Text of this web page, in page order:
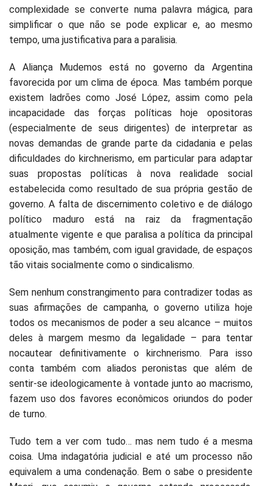
complexidade se converte numa palavra mágica, para
simplificar o que não se pode explicar e, ao mesmo
tempo, uma justificativa para a paralisia.
A Aliança Mudemos está no governo da Argentina
favorecida por um clima de época. Mas também porque
existem ladrões como José López, assim como pela
incapacidade das forças políticas hoje opositoras
(especialmente de seus dirigentes) de interpretar as
novas demandas de grande parte da cidadania e pelas
dificuldades do kirchnerismo, em particular para adaptar
suas propostas políticas à nova realidade social
estabelecida como resultado de sua própria gestão de
governo. A falta de discernimento coletivo e de diálogo
político maduro está na raiz da fragmentação
atualmente vigente e que paralisa a política da principal
oposição, mas também, com igual gravidade, de espaços
tão vitais socialmente como o sindicalismo.
Sem nenhum constrangimento para contradizer todas as
suas afirmações de campanha, o governo utiliza hoje
todos os mecanismos de poder a seu alcance – muitos
deles à margem mesmo da legalidade – para tentar
nocautear definitivamente o kirchnerismo. Para isso
conta também com aliados peronistas que além de
sentir-se ideologicamente à vontade junto ao macrismo,
fazem uso dos favores econômicos oriundos do poder
de turno.
Tudo tem a ver com tudo… mas nem tudo é a mesma
coisa. Uma indagatória judicial e até um processo não
equivalem a uma condenação. Bem o sabe o presidente